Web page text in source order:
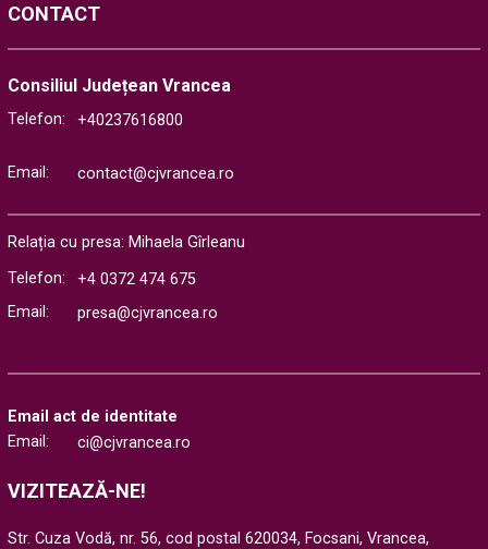
CONTACT
Consiliul Județean Vrancea
Telefon: +40237616800
Email: contact@cjvrancea.ro
Relația cu presa: Mihaela Gîrleanu
Telefon:
+4 0372 474 675
Email:
presa@cjvrancea.ro
Email act de identitate
Email:
ci@cjvrancea.ro
VIZITEAZĂ-NE!
Str. Cuza Vodă, nr. 56, cod postal 620034, Focsani, Vrancea,